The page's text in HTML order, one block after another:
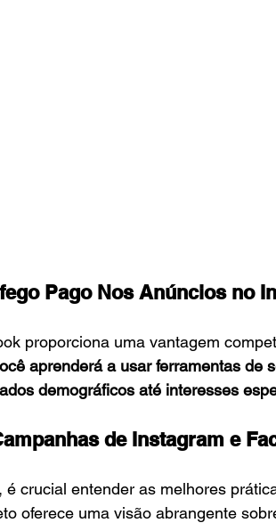
Pago Nos Anúncios no
proporciona uma vantagem
aprenderá a usar ferramentas de
demográficos até interesses
de Instagram e
crucial entender as melhores
oferece uma visão abrangente